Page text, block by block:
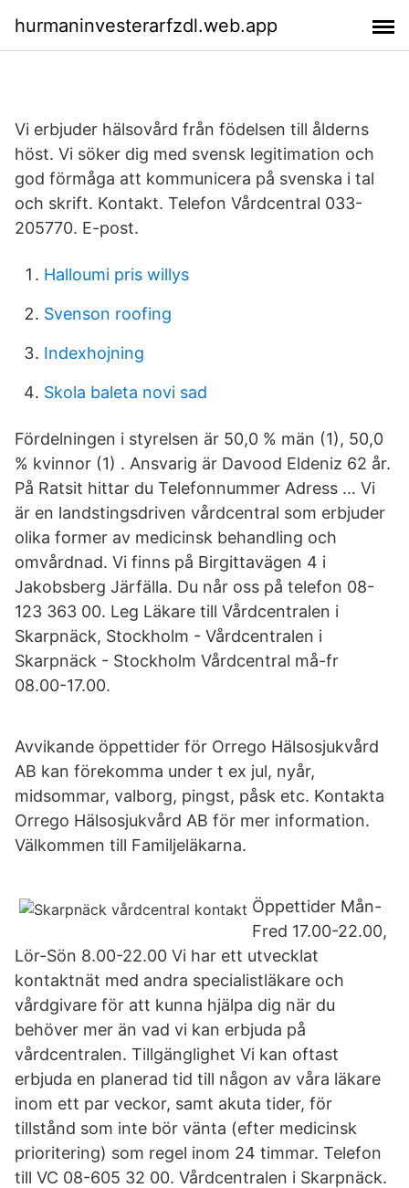
hurmaninvesterarfzdl.web.app
Vi erbjuder hälsovård från födelsen till ålderns
höst. Vi söker dig med svensk legitimation och
god förmåga att kommunicera på svenska i tal
och skrift. Kontakt. Telefon Vårdcentral 033-
205770. E-post.
Halloumi pris willys
Svenson roofing
Indexhojning
Skola baleta novi sad
Fördelningen i styrelsen är 50,0 % män (1), 50,0
% kvinnor (1) . Ansvarig är Davood Eldeniz 62 år.
På Ratsit hittar du Telefonnummer Adress … Vi
är en landstingsdriven vårdcentral som erbjuder
olika former av medicinsk behandling och
omvårdnad. Vi finns på Birgittavägen 4 i
Jakobsberg Järfälla. Du når oss på telefon 08-
123 363 00. Leg Läkare till Vårdcentralen i
Skarpnäck, Stockholm - Vårdcentralen i
Skarpnäck - Stockholm Vårdcentral må-fr
08.00-17.00.
Avvikande öppettider för Orrego Hälsosjukvård
AB kan förekomma under t ex jul, nyår,
midsommar, valborg, pingst, påsk etc. Kontakta
Orrego Hälsosjukvård AB för mer information.
Välkommen till Familjeläkarna.
Öppettider Mån-
Fred 17.00-22.00,
Lör-Sön 8.00-22.00 Vi har ett utvecklat
kontaktnät med andra specialistläkare och
vårdgivare för att kunna hjälpa dig när du
behöver mer än vad vi kan erbjuda på
vårdcentralen. Tillgänglighet Vi kan oftast
erbjuda en planerad tid till någon av våra läkare
inom ett par veckor, samt akuta tider, för
tillstånd som inte bör vänta (efter medicinsk
prioritering) som regel inom 24 timmar. Telefon
till VC 08-605 32 00. Vårdcentralen i Skarpnäck.